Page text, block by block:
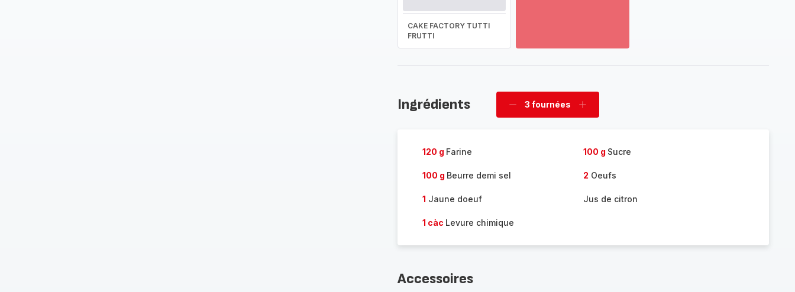
CAKE FACTORY TUTTI
FRUTTI
Ingrédients
Supprimer
3 fournées
Ajouter
120 g Farine 100 g Sucre
100 g Beurre demi sel 2 Oeufs
1 Jaune doeuf Jus de citron
1 càc Levure chimique
Accessoires